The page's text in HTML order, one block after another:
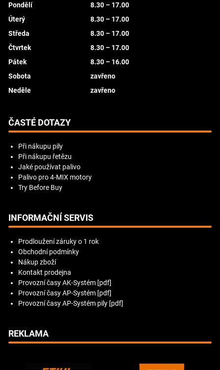
Pondělí
8.30 – 17.00
Úterý
8.30 – 17.00
Středa
8.30 – 17.00
Čtvrtek
8.30 – 17.00
Pátek
8.30 – 16.00
Sobota
zavřeno
Neděle
zavřeno
ČASTÉ DOTAZY
Při nákupu pily
Při nákupu řetězu
Jaké používat palivo
Palivo pro 4-MIX motory
Try Before Buy
INFORMAČNÍ SERVIS
Prodloužení záruky o 1 rok
Obchodní podmínky
Nákup zboží
Kontakt prodejna
Provozní časy AK-Systém [pdf]
Provozní časy AP-Systém [pdf]
Provozní časy AP-Systém pily [pdf]
REKLAMA